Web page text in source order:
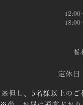
12:00
18:00
栃
定休日
※但し、5名様以上のご